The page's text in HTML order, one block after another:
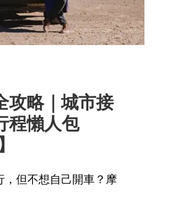
攻略｜城市接
程懶人包
但不想自己開車？摩